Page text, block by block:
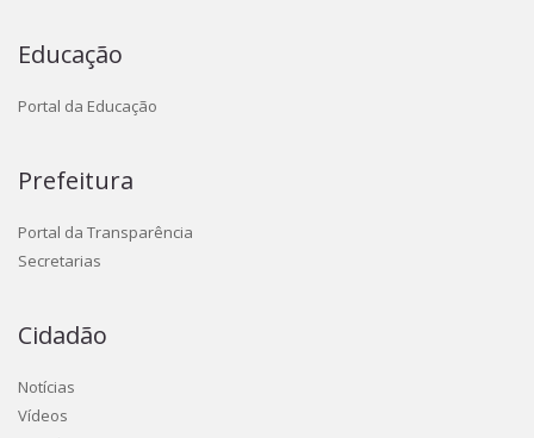
Educação
Portal da Educação
Prefeitura
Portal da Transparência
Secretarias
Cidadão
Notícias
Vídeos